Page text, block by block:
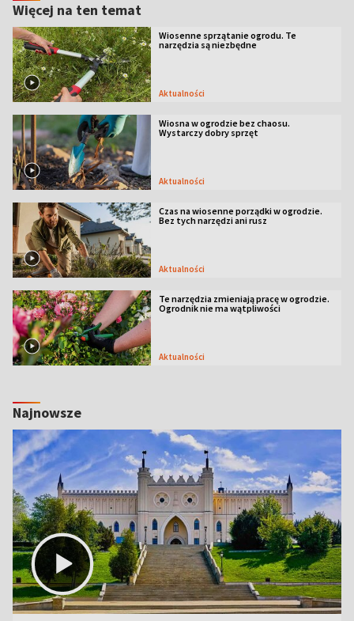
Więcej na ten temat
Wiosenne sprzątanie ogrodu. Te
narzędzia są niezbędne
Aktualności
Wiosna w ogrodzie bez chaosu.
Wystarczy dobry sprzęt
Aktualności
Czas na wiosenne porządki w ogrodzie.
Bez tych narzędzi ani rusz
Aktualności
Te narzędzia zmieniają pracę w ogrodzie.
Ogrodnik nie ma wątpliwości
Aktualności
Najnowsze